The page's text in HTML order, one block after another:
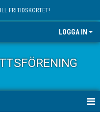
FRITIDSKORTET!
LOGGA IN